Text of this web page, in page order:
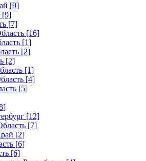
[9]
[9]
[7]
[16]
[1]
[2]
[2]
[1]
[4]
[5]
[12]
[7]
[2]
[6]
[6]